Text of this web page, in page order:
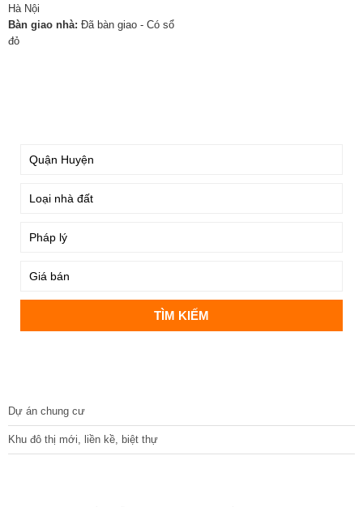
Hà Nội
Bàn giao nhà: Đã bàn giao - Có sổ
đỏ
Dự án chung cư
Khu đô thị mới, liền kề, biệt thự